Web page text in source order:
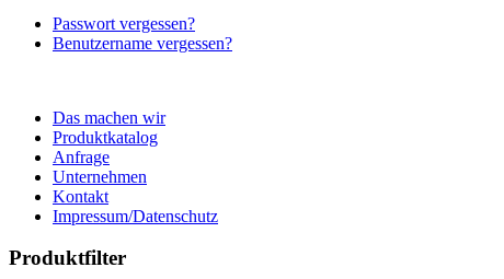
Passwort vergessen?
Benutzername vergessen?
Das machen wir
Produktkatalog
Anfrage
Unternehmen
Kontakt
Impressum/Datenschutz
Produktfilter